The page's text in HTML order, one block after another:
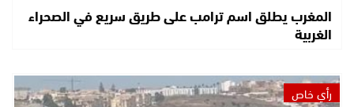
المغرب يطلق اسم ترامب على طريق سريع في الصحراء
الغربية
رأي خاص